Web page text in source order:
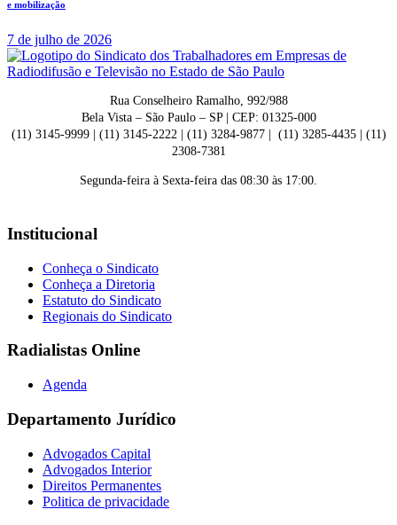
e mobilização
7 de julho de 2026
Rua Conselheiro Ramalho, 992/988
Bela Vista – São Paulo – SP | CEP: 01325-000
(11) 3145-9999 | (11) 3145-2222 | (11) 3284-9877 | (11) 3285-4435 | (11)
2308-7381
Segunda-feira à Sexta-feira das 08:30 às 17:00.
Institucional
Conheça o Sindicato
Conheça a Diretoria
Estatuto do Sindicato
Regionais do Sindicato
Radialistas Online
Agenda
Departamento Jurídico
Advogados Capital
Advogados Interior
Direitos Permanentes
Politica de privacidade